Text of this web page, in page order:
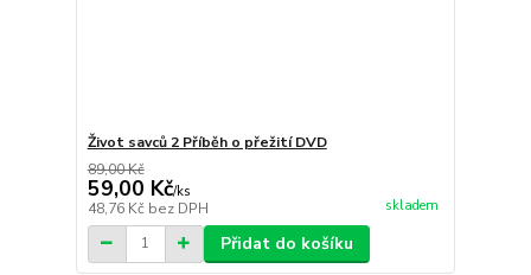
Život savců 2 Příběh o přežití DVD
89,00 Kč
59,00 Kč/ks
48,76 Kč bez DPH skladem
Přidat do košíku